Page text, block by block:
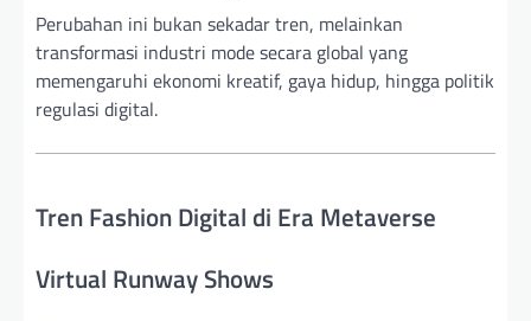
Perubahan ini bukan sekadar tren, melainkan
transformasi industri mode secara global yang
memengaruhi ekonomi kreatif, gaya hidup, hingga politik
regulasi digital.
Tren Fashion Digital di Era Metaverse
Virtual Runway Shows